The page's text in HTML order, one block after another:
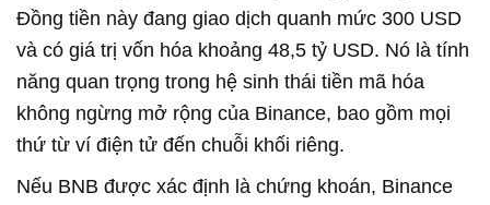
Đồng tiền này đang giao dịch quanh mức 300 USD
và có giá trị vốn hóa khoảng 48,5 tỷ USD. Nó là tính
năng quan trọng trong hệ sinh thái tiền mã hóa
không ngừng mở rộng của Binance, bao gồm mọi
thứ từ ví điện tử đến chuỗi khối riêng.
Nếu BNB được xác định là chứng khoán, Binance